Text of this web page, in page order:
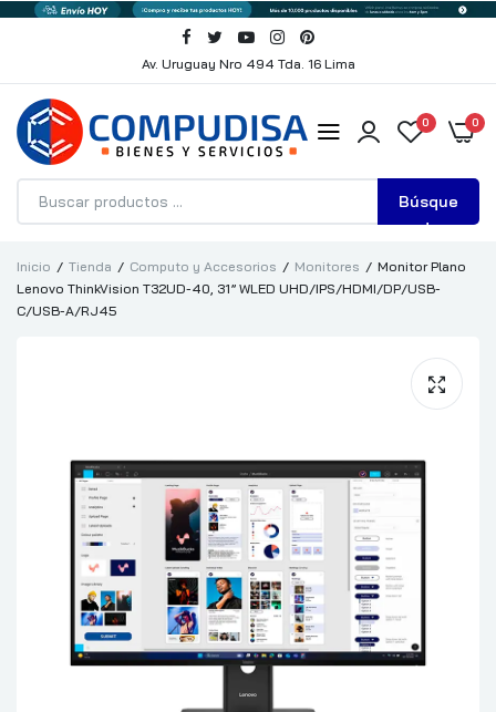
Av. Uruguay Nro 494 Tda. 16 Lima
Búsque
da
0 0
Inicio Tienda Computo y Accesorios Monitores
Monitor Plano
Lenovo ThinkVision T32UD-40, 31” WLED UHD/IPS/HDMI/DP/USB-
C/USB-A/RJ45